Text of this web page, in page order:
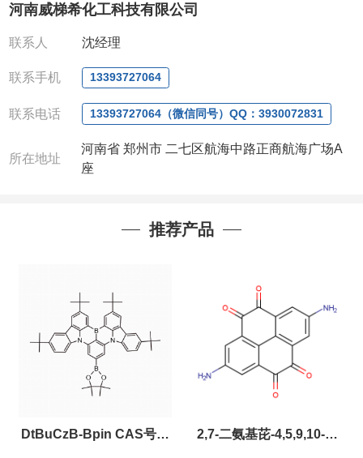
63377391/13393727064
QQ:3930072831
联系人: 沈晓东(欢迎致电,或QQ、微信联系)
河南威梯希化工科技有限公司
联系人 沈经理
联系手机 13393727064
联系电话 13393727064（微信同号）QQ：3930072831
所在地址
河南省 郑州市 二七区航海中路正商航海广场A
座
推荐产品
DtBuCzB-Bpin CAS号： 2,7-二氨基芘-4,5,9,10-四